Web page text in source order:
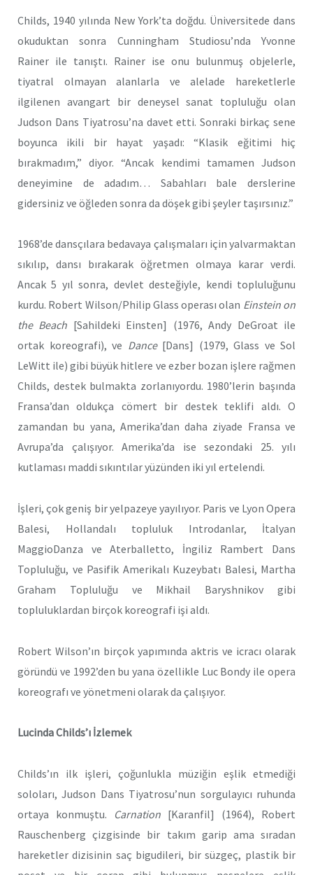
Childs, 1940 yılında New York’ta doğdu. Üniversitede dans
okuduktan sonra Cunningham Studiosu’nda Yvonne
Rainer ile tanıştı. Rainer ise onu bulunmuş objelerle,
tiyatral olmayan alanlarla ve alelade hareketlerle
ilgilenen avangart bir deneysel sanat topluluğu olan
Judson Dans Tiyatrosu’na davet etti. Sonraki birkaç sene
boyunca ikili bir hayat yaşadı: “Klasik eğitimi hiç
bırakmadım,” diyor. “Ancak kendimi tamamen Judson
deneyimine de adadım… Sabahları bale derslerine
gidersiniz ve öğleden sonra da döşek gibi şeyler taşırsınız.”
1968’de dansçılara bedavaya çalışmaları için yalvarmaktan
sıkılıp, dansı bırakarak öğretmen olmaya karar verdi.
Ancak 5 yıl sonra, devlet desteğiyle, kendi topluluğunu
kurdu. Robert Wilson/Philip Glass operası olan Einstein on
the Beach [Sahildeki Einsten] (1976, Andy DeGroat ile
ortak koreografi), ve Dance[Dans] (1979, Glass ve Sol
LeWitt ile) gibi büyük hitlere ve ezber bozan işlere rağmen
Childs, destek bulmakta zorlanıyordu. 1980’lerin başında
Fransa’dan oldukça cömert bir destek teklifi aldı. O
zamandan bu yana, Amerika’dan daha ziyade Fransa ve
Avrupa’da çalışıyor. Amerika’da ise sezondaki 25. yılı
kutlaması maddi sıkıntılar yüzünden iki yıl ertelendi.
İşleri, çok geniş bir yelpazeye yayılıyor. Paris ve Lyon Opera
Balesi, Hollandalı topluluk Introdanlar, İtalyan
MaggioDanza ve Aterballetto, İngiliz Rambert Dans
Topluluğu, ve Pasifik Amerikalı Kuzeybatı Balesi, Martha
Graham Topluluğu ve Mikhail Baryshnikov gibi
topluluklardan birçok koreografi işi aldı.
Robert Wilson’ın birçok yapımında aktris ve icracı olarak
göründü ve 1992’den bu yana özellikle Luc Bondy ile opera
koreografı ve yönetmeni olarak da çalışıyor.
Lucinda Childs’ı İzlemek
Childs’ın ilk işleri, çoğunlukla müziğin eşlik etmediği
soloları, Judson Dans Tiyatrosu’nun sorgulayıcı ruhunda
ortaya konmuştu. Carnation [Karanfil] (1964), Robert
Rauschenberg çizgisinde bir takım garip ama sıradan
hareketler dizisinin saç bigudileri, bir süzgeç, plastik bir